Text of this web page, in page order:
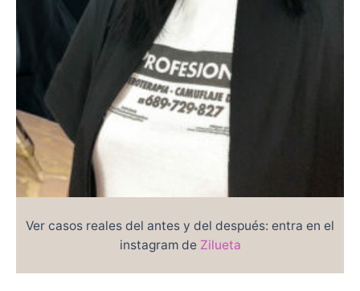
Ver casos reales del antes y del después: entra en el
instagram de Zilueta